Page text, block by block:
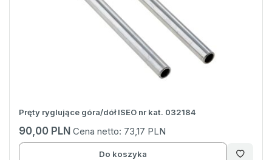
Pręty ryglujące góra/dół ISEO nr kat. 032184
90,00 PLN Cena netto: 73,17 PLN
Do koszyka